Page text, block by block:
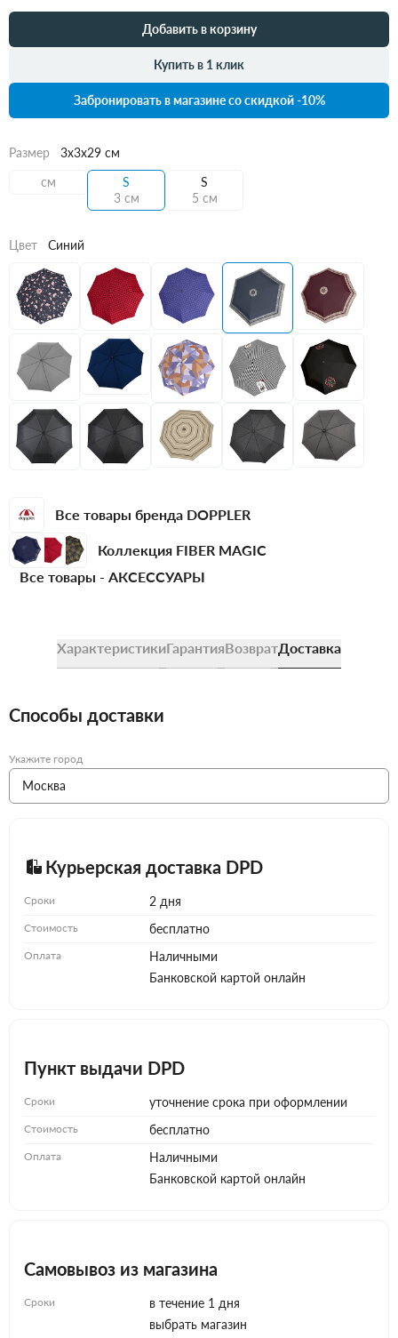
Добавить в корзину
Купить в 1 клик
Забронировать в магазине со скидкой -10%
Размер
3x3x29 см
см
S
3 см
S
5 см
Цвет Синий
Все товары бренда DOPPLER
Коллекция FIBER MAGIC
Все товары - АКСЕССУАРЫ
ХарактеристикиГарантияВозвратДоставка
Способы доставки
Укажите город
Курьерская доставка DPD
Сроки 2 дня
Стоимость бесплатно
Оплата
Наличными
Банковской картой онлайн
Пункт выдачи DPD
Сроки уточнение срока при оформлении
Стоимость бесплатно
Оплата
Наличными
Банковской картой онлайн
Самовывоз из магазина
Сроки
в течение 1 дня
выбрать магазин